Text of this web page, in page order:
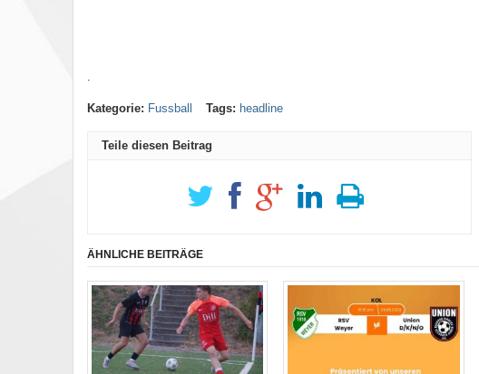
.
Kategorie: Fussball Tags: headline
Teile diesen Beitrag
ÄHNLICHE BEITRÄGE